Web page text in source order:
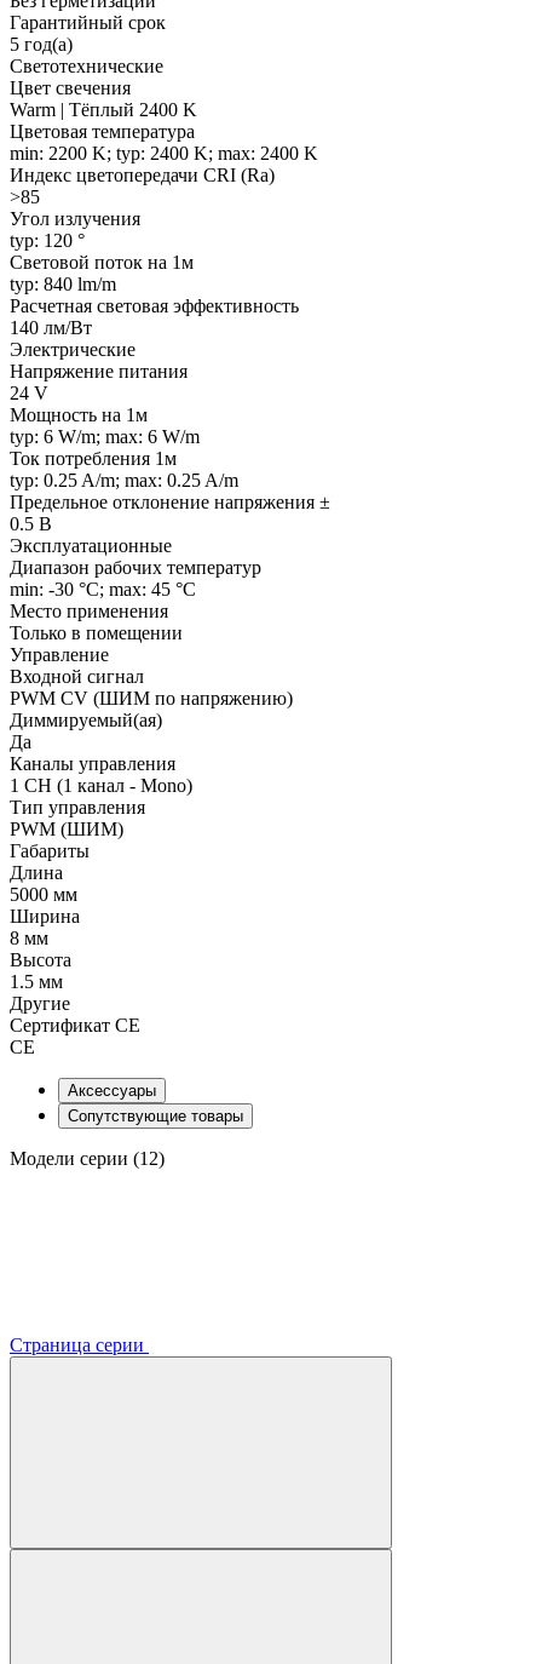
Гарантийный срок
5 год(а)
Светотехнические
Цвет свечения
Warm | Тёплый 2400 K
Цветовая температура
min: 2200 K; typ: 2400 K; max: 2400 K
Индекс цветопередачи CRI (Ra)
>85
Угол излучения
typ: 120 °
Световой поток на 1м
typ: 840 lm/m
Расчетная световая эффективность
140 лм/Вт
Электрические
Напряжение питания
24 V
Мощность на 1м
typ: 6 W/m; max: 6 W/m
Ток потребления 1м
typ: 0.25 A/m; max: 0.25 A/m
Предельное отклонение напряжения ±
0.5 В
Эксплуатационные
Диапазон рабочих температур
min: -30 °C; max: 45 °C
Место применения
Только в помещении
Управление
Входной сигнал
PWM СV (ШИМ по напряжению)
Диммируемый(ая)
Да
Каналы управления
1 CH (1 канал - Mono)
Тип управления
PWM (ШИМ)
Габариты
Длина
5000 мм
Ширина
8 мм
Высота
1.5 мм
Другие
Сертификат CE
CE
Аксессуары
Сопутствующие товары
Модели серии (12)
Страница серии